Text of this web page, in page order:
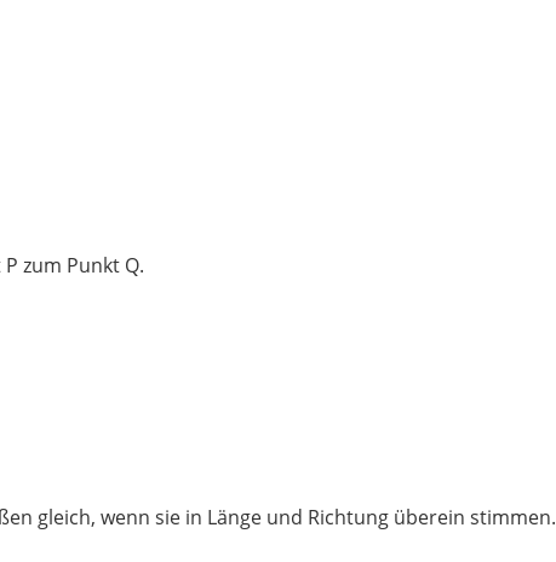
zum Punkt Q.
gleich, wenn sie in Länge und Richtung überein stimmen.